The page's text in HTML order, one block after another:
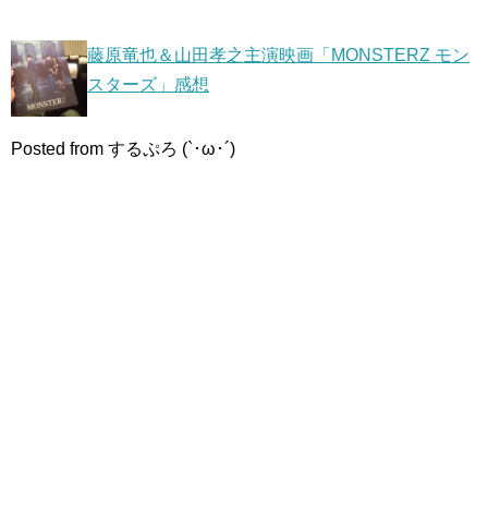
藤原竜也＆山田孝之主演映画「MONSTERZ モン
スターズ」感想
Posted from するぷろ (`･ω･´)